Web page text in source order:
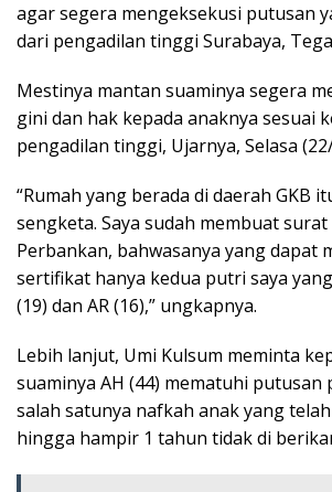
agar segera mengeksekusi putusan
dari pengadilan tinggi Surabaya,
Mestinya mantan suaminya segera
gini dan hak kepada anaknya sesuai
pengadilan tinggi, Ujarnya, Selasa
“Rumah yang berada di daerah GKB
sengketa. Saya sudah membuat surat
Perbankan, bahwasanya yang dapat
sertifikat hanya kedua putri saya
(19) dan AR (16),” ungkapnya.
Lebih lanjut, Umi Kulsum meminta
suaminya AH (44) mematuhi putusan
salah satunya nafkah anak yang
hingga hampir 1 tahun tidak di